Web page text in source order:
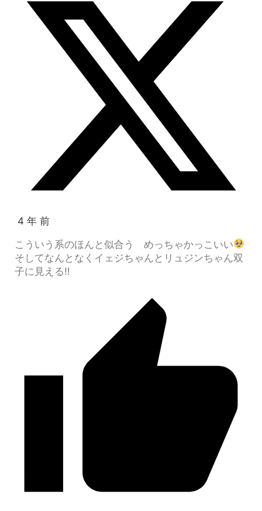
4 年 前
こういう系のほんと似合う めっちゃかっこいい
そしてなんとなくイェジちゃんとリュジンちゃん双
子に見える‼︎